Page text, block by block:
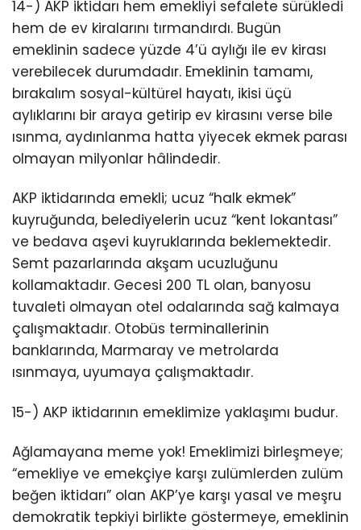
14-) AKP iktidarı hem emekliyi sefalete sürükledi
hem de ev kiralarını tırmandırdı. Bugün
emeklinin sadece yüzde 4’ü aylığı ile ev kirası
verebilecek durumdadır. Emeklinin tamamı,
bırakalım sosyal-kültürel hayatı, ikisi üçü
aylıklarını bir araya getirip ev kirasını verse bile
ısınma, aydınlanma hatta yiyecek ekmek parası
olmayan milyonlar hâlindedir.
AKP iktidarında emekli; ucuz “halk ekmek”
kuyruğunda, belediyelerin ucuz “kent lokantası”
ve bedava aşevi kuyruklarında beklemektedir.
Semt pazarlarında akşam ucuzluğunu
kollamaktadır. Gecesi 200 TL olan, banyosu
tuvaleti olmayan otel odalarında sağ kalmaya
çalışmaktadır. Otobüs terminallerinin
banklarında, Marmaray ve metrolarda
ısınmaya, uyumaya çalışmaktadır.
15-) AKP iktidarının emeklimize yaklaşımı budur.
Ağlamayana meme yok! Emeklimizi birleşmeye;
“emekliye ve emekçiye karşı zulümlerden zulüm
beğen iktidarı” olan AKP’ye karşı yasal ve meşru
demokratik tepkiyi birlikte göstermeye, emeklinin